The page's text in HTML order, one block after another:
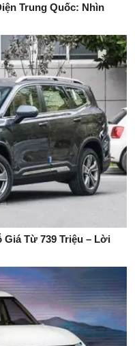
Trung Quốc: Nhìn
Giá Từ 739 Triệu – Lời